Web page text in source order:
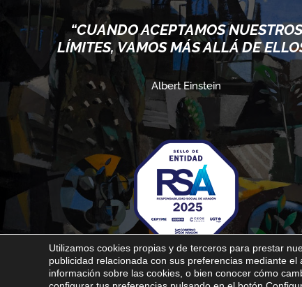
“CUANDO ACEPTAMOS NUESTROS
LÍMITES, VAMOS MÁS ALLÁ DE
Albert Einstein
Aviso legal Política de privacidad Política de
Utilizamos cookies propias y de terceros para prestar
publicidad relacionada con sus preferencias mediante
información sobre las cookies, o bien conocer cómo